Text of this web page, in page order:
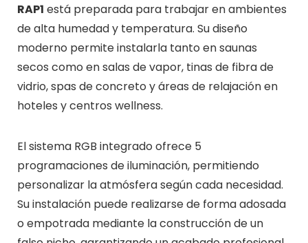
RAP1 está preparada para trabajar en ambientes
de alta humedad y temperatura. Su diseño
moderno permite instalarla tanto en saunas
secos como en salas de vapor, tinas de fibra de
vidrio, spas de concreto y áreas de relajación en
hoteles y centros wellness.
El sistema RGB integrado ofrece 5
programaciones de iluminación, permitiendo
personalizar la atmósfera según cada necesidad.
Su instalación puede realizarse de forma adosada
o empotrada mediante la construcción de un